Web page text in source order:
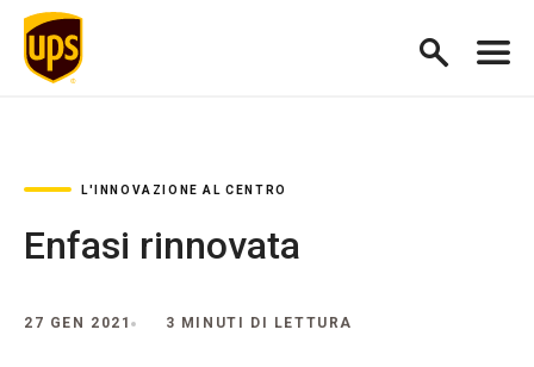
L'INNOVAZIONE AL CENTRO
Enfasi rinnovata
27 GEN 2021 3 MINUTI DI LETTURA